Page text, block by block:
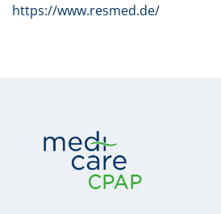
https://www.resmed.de/